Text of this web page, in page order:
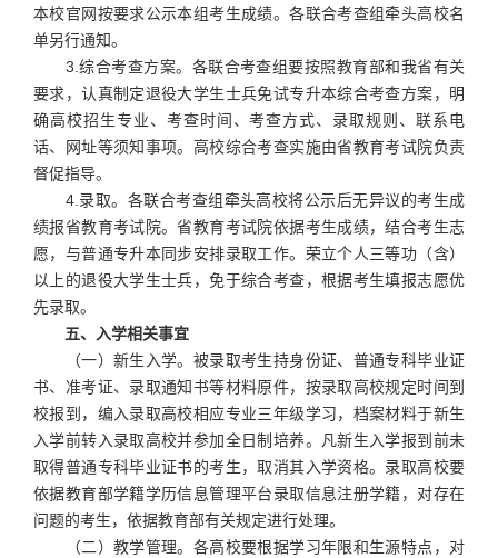
本校官网按要求公示本组考生成绩。各联合考查组牵头高校名
单另行通知。
3.综合考查方案。各联合考查组要按照教育部和我省有关
要求，认真制定退役大学生士兵免试专升本综合考查方案，明
确高校招生专业、考查时间、考查方式、录取规则、联系电
话、网址等须知事项。高校综合考查实施由省教育考试院负责
督促指导。
4.录取。各联合考查组牵头高校将公示后无异议的考生成
绩报省教育考试院。省教育考试院依据考生成绩，结合考生志
愿，与普通专升本同步安排录取工作。荣立个人三等功（含）
以上的退役大学生士兵，免于综合考查，根据考生填报志愿优
先录取。
五、入学相关事宜
（一）新生入学。被录取考生持身份证、普通专科毕业证
书、准考证、录取通知书等材料原件，按录取高校规定时间到
校报到，编入录取高校相应专业三年级学习，档案材料于新生
入学前转入录取高校并参加全日制培养。凡新生入学报到前未
取得普通专科毕业证书的考生，取消其入学资格。录取高校要
依据教育部学籍学历信息管理平台录取信息注册学籍，对存在
问题的考生，依据教育部有关规定进行处理。
（二）教学管理。各高校要根据学习年限和生源特点，对